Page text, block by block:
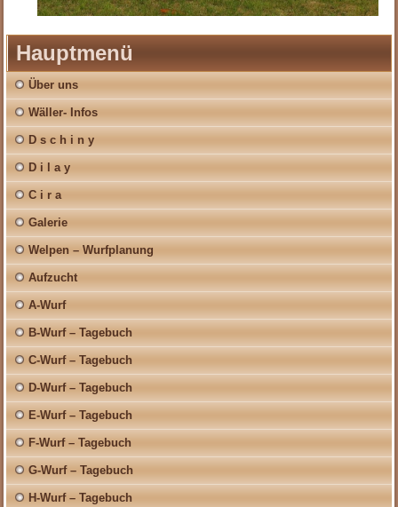
Hauptmenü
Über uns
Wäller- Infos
D s c h i n y
D i l a y
C i r a
Galerie
Welpen – Wurfplanung
Aufzucht
A-Wurf
B-Wurf – Tagebuch
C-Wurf – Tagebuch
D-Wurf – Tagebuch
E-Wurf – Tagebuch
F-Wurf – Tagebuch
G-Wurf – Tagebuch
H-Wurf – Tagebuch